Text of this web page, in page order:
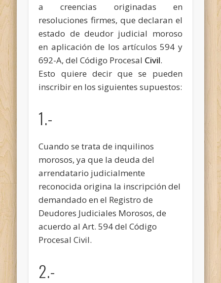
a creencias originadas en
resoluciones firmes, que declaran el
estado de deudor judicial moroso
en aplicación de los artículos 594 y
692-A, del Código Procesal Civil.
Esto quiere decir que se pueden
inscribir en los siguientes supuestos:
1.-
Cuando se trata de inquilinos
morosos, ya que la deuda del
arrendatario judicialmente
reconocida origina la inscripción del
demandado en el Registro de
Deudores Judiciales Morosos, de
acuerdo al Art. 594 del Código
Procesal Civil.
2.-